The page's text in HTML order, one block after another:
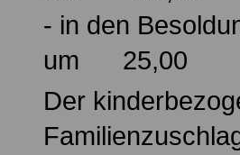
- in den
um 25,00
Der